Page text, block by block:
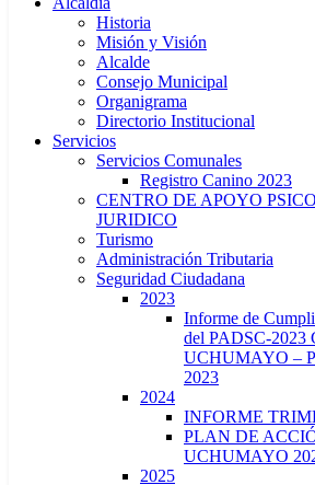
Historia
Misión y Visión
Alcalde
Consejo Municipal
Organigrama
Directorio Institucional
Servicios
Servicios Comunales
Registro Canino 2023
CENTRO DE APOYO
JURIDICO
Turismo
Administración Tributaria
Seguridad Ciudadana
2023
Informe de
del PADSC-2023
UCHUMAYO –
2023
2024
INFORME
PLAN DE
UCHUMAYO
2025